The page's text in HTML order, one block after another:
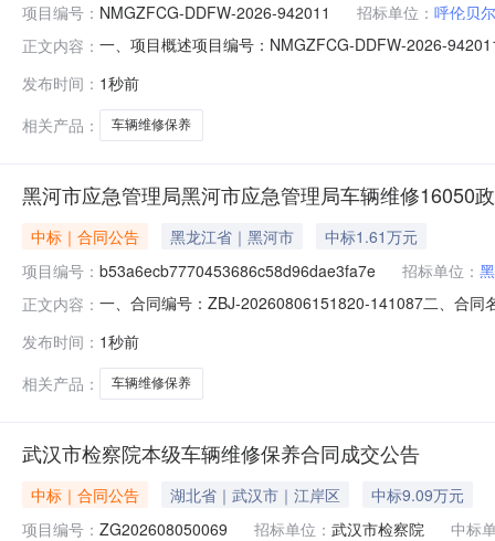
项目编号： NMGZFCG-DDFW-2026-942011 招标单位： 呼伦贝
正文内容： 一、项目概述项目编号：NMGZFCG-DDFW-2026-
[2026]03705采购方式：电子卖场（定点服务采购）二
发布时间： 1秒前
相关产品：
车辆维修保养
黑河市应急管理局黑河市应急管理局车辆维修16050
中标｜合同公告 黑龙江省｜黑河市
中标1.61万元
项目编号： b53a6ecb7770453686c58d96dae3fa7e 招标单位：
正文内容： 一、合同编号：ZBJ-20260806151820-141087二、合
13555298883六、合同主要信息主要标的：序号名称数
发布时间： 1秒前
相关产品：
车辆维修保养
武汉市检察院本级车辆维修保养合同成交公告
中标｜合同公告 湖北省｜武汉市｜江岸区
中标9.09万元
项目编号： ZG202608050069 招标单位： 武汉市检察院
中标